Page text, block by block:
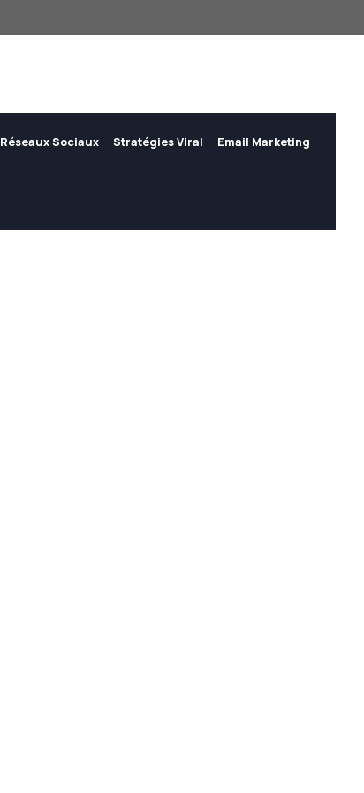
Réseaux Sociaux Stratégies Viral Email Marketing